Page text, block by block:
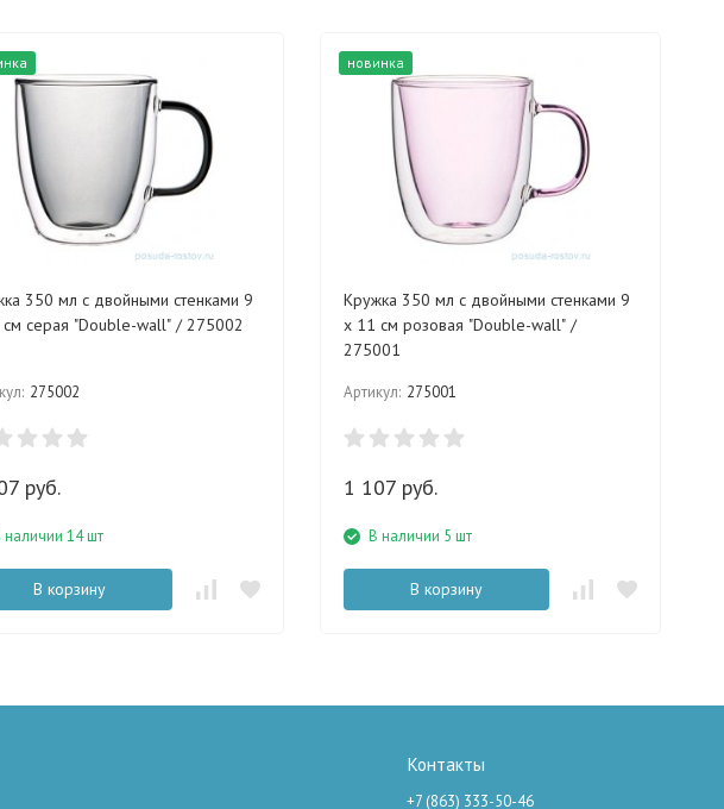
350 мл с двойными стенками 9
серая "Double-wall" / 275002
275002
руб.
наличии 14 шт
В корзину
новинка
Кружка 350 мл с двойными стенками 9
х 11 см розовая "Double-wall" /
275001
Артикул: 275001
1 107 руб.
В наличии 5 шт
В корзину
Контакты
+7 (863) 333-50-46